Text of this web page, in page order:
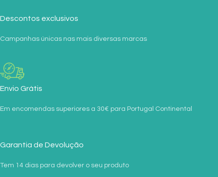
Descontos exclusivos
Campanhas únicas nas mais diversas marcas
Envio Grátis
Em encomendas superiores a 30€ para Portugal Continental
Garantia de Devolução
Tem 14 dias para devolver o seu produto